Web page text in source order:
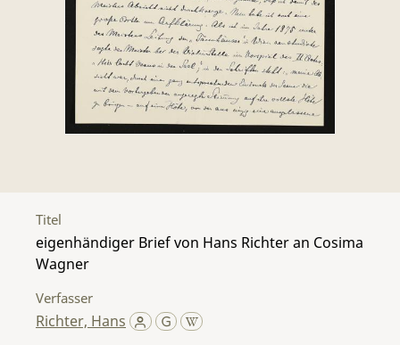
Titel
eigenhändiger Brief von Hans Richter an Cosima
Wagner
Verfasser
Richter, Hans